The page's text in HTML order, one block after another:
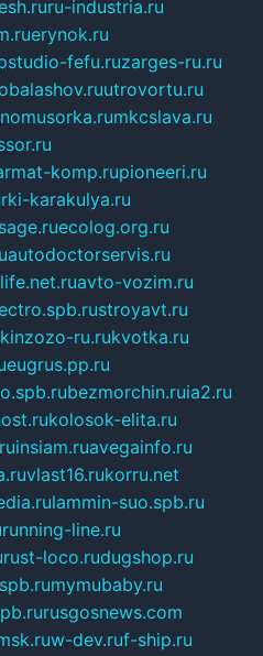
ru-industria.ru
erynok.ru
fefu.ruzarges-ru.ru
utrovortu.ru
mkcslava.ru
komp.rupioneeri.ru
karakulya.ru
ecolog.org.ru
autodoctorservis.ru
avto-vozim.ru
stroyavt.ru
kinzozo-ru.rukvotka.ru
eugrus.pp.ru
bezmorchin.ruia2.ru
kolosok-elita.ru
insiam.ruavegainfo.ru
vlast16.rukorru.net
lammin-suo.spb.ru
running-line.ru
rust-loco.rudugshop.ru
mymubaby.ru
rusgosnews.com
w-dev.ruf-ship.ru